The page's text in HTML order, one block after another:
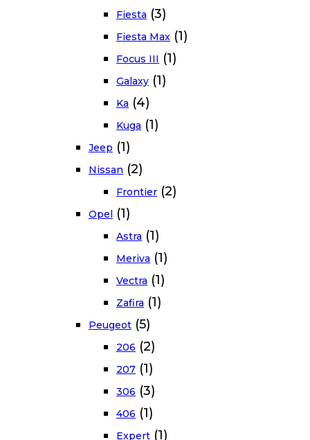
Fiesta (3)
Fiesta Max (1)
Focus III (1)
Galaxy (1)
Ka (4)
Kuga (1)
Jeep (1)
Nissan (2)
Frontier (2)
Opel (1)
Astra (1)
Meriva (1)
Vectra (1)
Zafira (1)
Peugeot (5)
206 (2)
207 (1)
306 (3)
406 (1)
Expert (1)